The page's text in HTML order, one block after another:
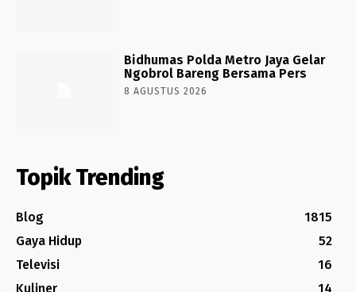
Bidhumas Polda Metro Jaya Gelar
Ngobrol Bareng Bersama Pers
8 AGUSTUS 2026
Topik Trending
Blog
1815
Gaya Hidup
52
Televisi
16
Kuliner
14